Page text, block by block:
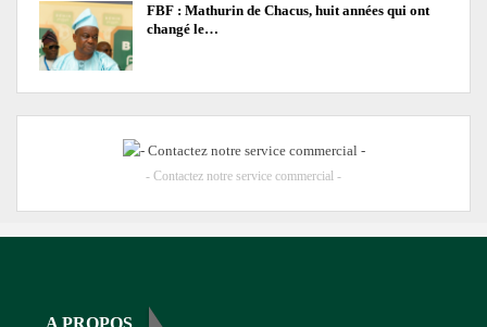
FBF : Mathurin de Chacus, huit années qui ont
changé le…
- Contactez notre service commercial -
A PROPOS